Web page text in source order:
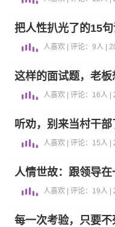
把人性扒光了的15
人喜欢 | 评论：9人 |
这样的面试题，老板
人喜欢 | 评论：16人 |
听劝，别来当村干部
人喜欢 | 评论：15人 |
人情世故：跟领导
人喜欢 | 评论：19人 |
每一次考验，只要